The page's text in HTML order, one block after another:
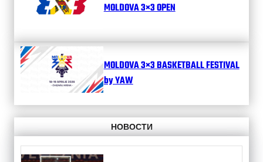
MOLDOVA 3×3 OPEN
MOLDOVA 3×3 BASKETBALL FESTIVAL
by YAW
НОВОСТИ